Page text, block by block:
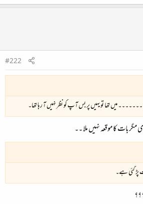
#222
میں تھا تو یہیں پر بس آپ کو نظر نہیں آ رہا تھا۔
بات کا موقعہ نہیں ملا ۔۔
پڑ گئی ہے۔